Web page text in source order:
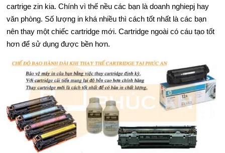
cartrige zin kia. Chính vì thế nều các bạn là doanh nghiepj hay
văn phòng. Số lượng in khá nhiều thì cách tốt nhất là các bạn
nên thay một chiếc cartridge mới. Cartridge ngoài có cáu tạo tốt
hơn để sử dụng được bền hơn.